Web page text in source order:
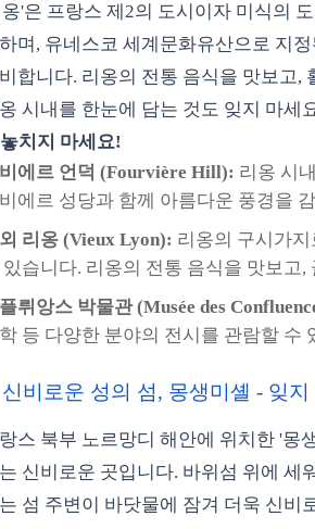
'은 프랑스 제2의 도시이자 미식의
며, 유네스코 세계문화유산으로 지
합니다. 리옹의 전통 음식을 맛보고,
시내를 한눈에 담는 것도 잊지 마세
치지 마세요!
에르 언덕 (Fourvière Hill): 리옹 시
에르 성당과 함께 아름다운 풍경을
리옹 (Vieux Lyon): 리옹의 구시가
있습니다. 리옹의 전통 음식을 맛보고
뤼앙스 박물관 (Musée des
등 다양한 분야의 전시를 관람할 수
비로운 성의 섬, 몽생미셸 - 잊
스 북부 노르망디 해안에 위치한 '몽
신비로운 곳입니다. 바위섬 위에 세
섬 주변이 바닷물에 잠겨 더욱 신비